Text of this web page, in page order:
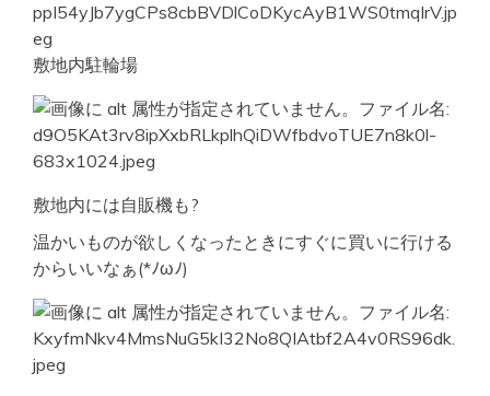
敷地内駐輪場
敷地内には自販機も?
温かいものが欲しくなったときにすぐに買いに行ける
からいいなぁ(*ﾉωﾉ)